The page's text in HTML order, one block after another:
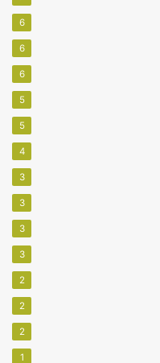
6
6
6
5
5
4
3
3
3
3
2
2
2
1